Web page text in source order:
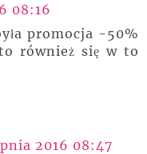
08:16
promocja -50%
również się w to
2016 08:47